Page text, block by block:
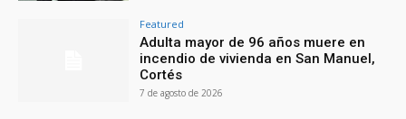
Featured
Adulta mayor de 96 años muere en
incendio de vivienda en San Manuel,
Cortés
7 de agosto de 2026